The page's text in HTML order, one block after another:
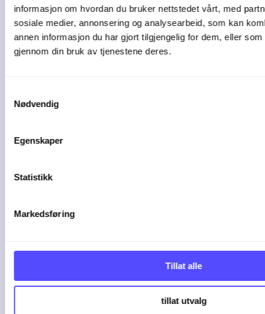
informasjon om hvordan du bruker nettstedet vårt, med
sosiale medier, annonsering og analysearbeid, som kan
annen informasjon du har gjort tilgjengelig for dem, eller
gjennom din bruk av tjenestene deres.
Nødvendig
Egenskaper
Statistikk
Markedsføring
Tillat alle
tillat utvalg
04-08-26